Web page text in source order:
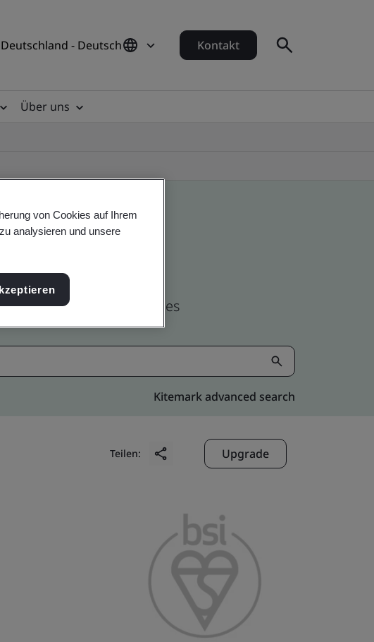
Deutschland - Deutsch Kontakt
Über uns
and global companies
Kitemark advanced search
Teilen: Upgrade
von Cookies auf Ihrem
analysieren und unsere